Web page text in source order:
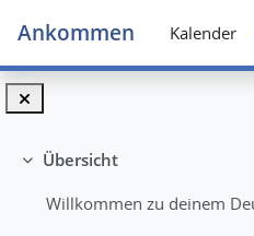
Ankommen Kalender
Einklappen
Übersicht